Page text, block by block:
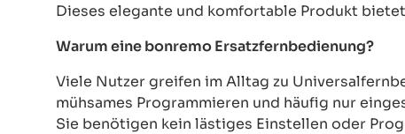
Dieses elegante und komfortable Produkt
Warum eine bonremo Ersatzfernbedienung?
Viele Nutzer greifen im Alltag zu
mühsames Programmieren und häufig nur
Sie benötigen kein lästiges Einstellen oder